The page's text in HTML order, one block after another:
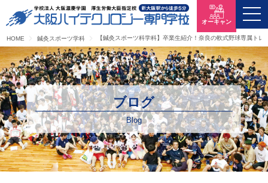
HOME 鍼灸スポーツ学科 【鍼灸スポーツ科学科】卒業生紹介！奈良の軟式野球専属トレ
オーキャン
ブログ
Blog